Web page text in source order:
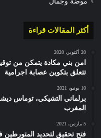
أكثر المقالات قراءة
20 أكتوبر، 2020
امن بني مكادة يتمكن من
تتعلق بتكوين عصابة اجرامية
10 يونيو، 2021
برلماني التشيكي، توماس
المغرب
5 مارس، 2021
فتح تحقيق لتحديد المتورطين في تهريب 800 قرص